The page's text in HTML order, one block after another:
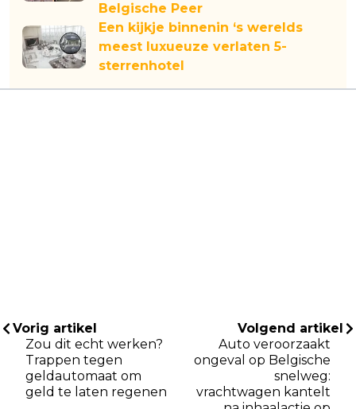
Belgische Peer
Een kijkje binnenin ‘s werelds
meest luxueuze verlaten 5-
sterrenhotel
Vorig artikel
Zou dit echt werken?
Trappen tegen
geldautomaat om
geld te laten regenen
Volgend artikel
Auto veroorzaakt
ongeval op Belgische
snelweg:
vrachtwagen kantelt